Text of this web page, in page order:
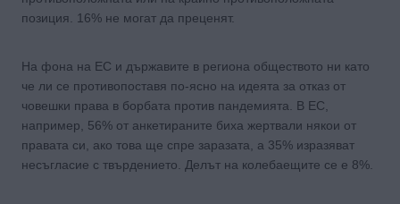
позиция. 16% не могат да преценят.
На фона на ЕС и държавите в региона обществото ни като
че ли се противопоставя по-ясно на идеята за отказ от
човешки права в борбата против пандемията. В ЕС,
например, 56% от анкетираните биха жертвали някои от
правата си, ако това ще спре заразата, а 35% изразяват
несъгласие с твърдението. Делът на колебаещите се е 8%.